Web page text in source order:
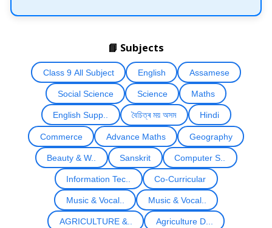
📘 Subjects
Class 9 All Subject English Assamese
Social Science Science Maths
English Supp.. বৈচিত্ৰ ময় অসম Hindi
Commerce Advance Maths Geography
Beauty & W.. Sanskrit Computer S..
Information Tec.. Co-Curricular
Music & Vocal.. Music & Vocal..
AGRICULTURE &.. Agriculture D...